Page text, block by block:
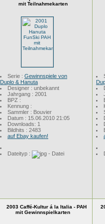
mit Teilnahmekarten
Serie : Gewinnspiele von
Duplo & Hanuta
Designer : unbekannt
Jahrgang : 2001
BPZ :
Kennung :
Sammler : Bouvier
Datum : 15.06.2010 21:05
Downloads: 1
Bildhits : 2483
auf Ebay kaufen!
Dateityp :
2003 Caffé-Kultur á la Italia - PAH
mit Gewinnspielkarten